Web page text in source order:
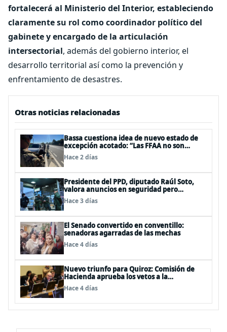
fortalecerá al Ministerio del Interior, estableciendo
claramente su rol como coordinador político del
gabinete y encargado de la articulación
intersectorial, además del gobierno interior, el
desarrollo territorial así como la prevención y
enfrentamiento de desastres.
Otras noticias relacionadas
Bassa cuestiona idea de nuevo estado de
excepción acotado: “Las FFAA no son
policías”
Hace 2 días
Presidente del PPD, diputado Raúl Soto,
valora anuncios en seguridad pero
advierte ausencia clave: alzamiento del
secreto bancario
Hace 3 días
El Senado convertido en conventillo:
senadoras agarradas de las mechas
Hace 4 días
Nuevo triunfo para Quiroz: Comisión de
Hacienda aprueba los vetos a la
Megarreforma
Hace 4 días